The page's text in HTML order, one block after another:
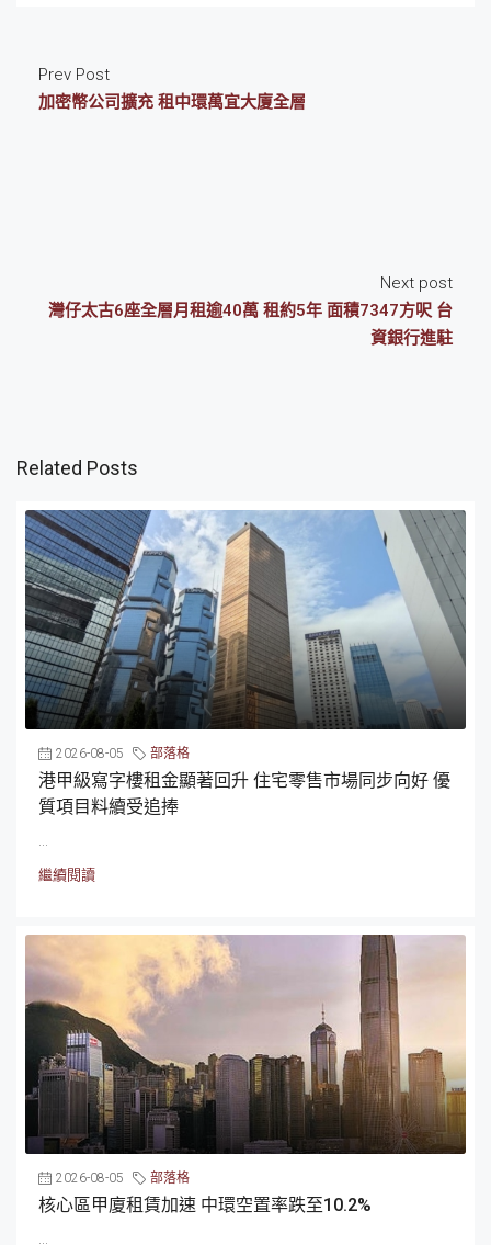
Prev Post
加密幣公司擴充 租中環萬宜大廈全層
Next post
灣仔太古6座全層月租逾40萬 租約5年 面積7347方呎 台
資銀行進駐
Related Posts
2026-08-05 部落格
港甲級寫字樓租金顯著回升 住宅零售市場同步向好 優
質項目料續受追捧
繼續閱讀
2026-08-05 部落格
核心區甲廈租賃加速 中環空置率跌至10.2%